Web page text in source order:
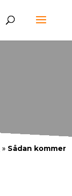
» Sådan kommer